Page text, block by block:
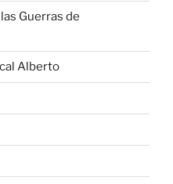
Guerras de
Alberto